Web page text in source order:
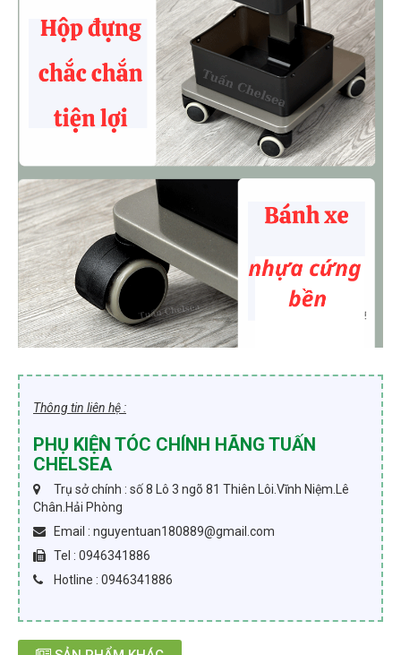
Thông tin liên hệ :
PHỤ KIỆN TÓC CHÍNH HÃNG TUẤN
CHELSEA
Trụ sở chính : số 8 Lô 3 ngõ 81 Thiên Lôi.Vĩnh Niệm.Lê
Chân.Hải Phòng
Email : nguyentuan180889@gmail.com
Tel : 0946341886
Hotline : 0946341886